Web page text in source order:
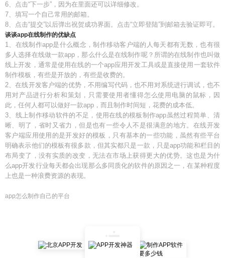
6、点击“下一步”，因为在里面还可以详细修改。
7、填写一个自己常用的邮箱。
8、点击“提交”以后弹出祝贺成功界面。点击“立即登陆”到邮箱去验证即可。
谈谈app在线制作的优缺点
1、在线制作app是什么概念，制作移动客户端的人每天都有无数，也有很
多人选择在线做一款app，那么什么是在线制作呢？所谓的在线制作也叫做
线上开发，通常是使用在线的一个app应用开发工具或是直接使用一套软件
制作模板，有些是开放的，有些是收费的。
2、在线开发客户端的优势，不用编写代码，也不用对系统进行调试，也不
用对产品进行分析和策划，只需要使用者懂得怎么使用电脑的鼠标，因
此，任何人都可以做好一款app，而且制作时间短，花费的成本低。
3、线上制作移动软件的不足，使用在线的模板制作app虽然过程简单、清
晰、明了，省时又省力，但是也有一些令人不是很满意的地方。在线开发
客户端应用使用的是开发好的模板，只有基本的一些功能，虽然有些平台
明确表示他们的模板有很多款，但其实都只是一款，只是app功能和栏目的
布局变了，没有实质的改变，无法在市场上获得更大的优势。这也是为什
么app开发行业每天都会出现那么多同质化的软件的原因之一，在某种程度
上也是一种浪费资源的表现。
app怎么制作自己的平台